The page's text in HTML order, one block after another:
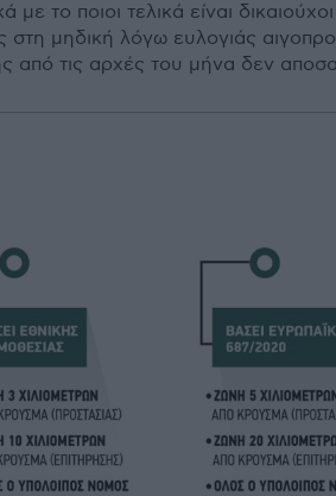
με το ποιοι τελικά είναι
στη μηδική λόγω ευλογιάς
από τις αρχές του μήνα δεν